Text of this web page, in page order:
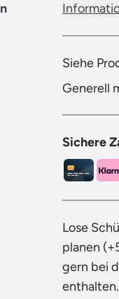
Siehe
Generell
Sichere
Lose
planen
gern bei
enthalten.